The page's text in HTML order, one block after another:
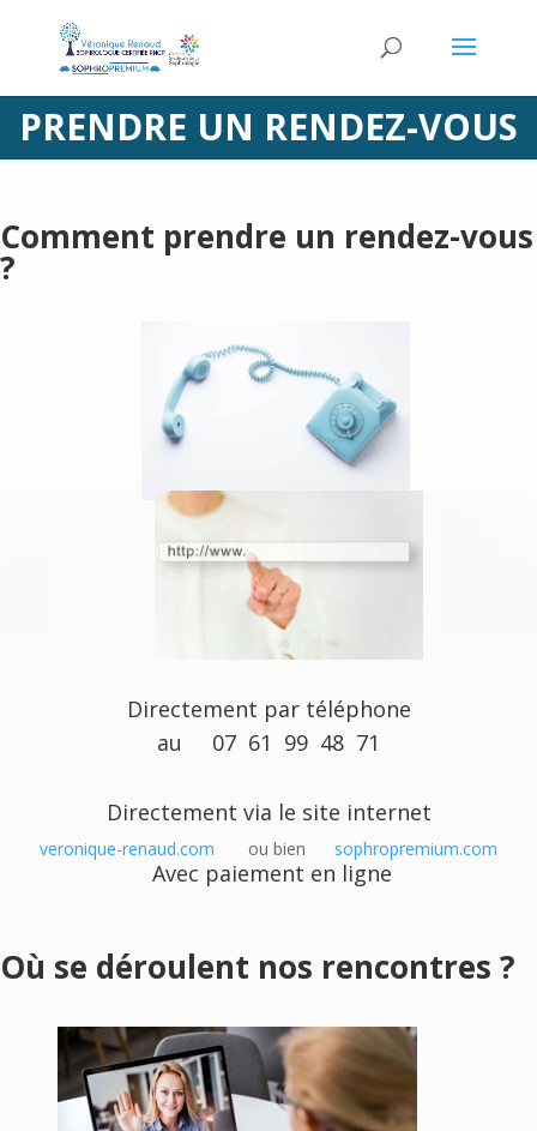
PRENDRE UN RENDEZ-VOUS
Comment prendre un rendez-vous
?
Directement par téléphone
au 07 61 99 48 71
Directement via le site internet
veronique-renaud.com ou bien sophropremium.com
Avec paiement en ligne
Où se déroulent nos rencontres ?